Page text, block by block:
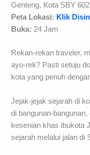
Genteng, Kota SBY
Peta Lokasi: Klik
Buka: 24 Jam
Rekan-rekan traveler,
ayo-rek? Pasti setuju
kota yang penuh
Jejak-jejak sejarah di
di bangunan-bangunan,
kesenian khas ibukota
sejarah melalui jalan di